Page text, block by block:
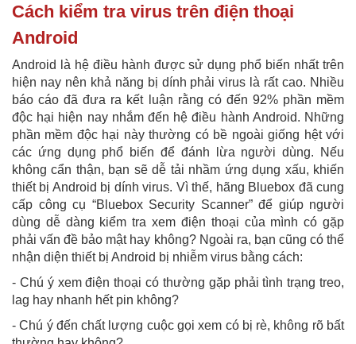
Cách kiểm tra virus trên điện thoại
Android
Android là hệ điều hành được sử dụng phổ biến nhất trên
hiện nay nên khả năng bị dính phải virus là rất cao. Nhiều
báo cáo đã đưa ra kết luận rằng có đến 92% phần mềm
độc hại hiện nay nhắm đến hệ điều hành Android. Những
phần mềm độc hại này thường có bề ngoài giống hệt với
các ứng dụng phổ biến để đánh lừa người dùng. Nếu
không cẩn thận, bạn sẽ dễ tải nhầm ứng dụng xấu, khiến
thiết bị Android bị dính virus. Vì thế, hãng Bluebox đã cung
cấp công cụ “Bluebox Security Scanner” để giúp người
dùng dễ dàng kiểm tra xem điện thoại của mình có gặp
phải vấn đề bảo mật hay không? Ngoài ra, bạn cũng có thể
nhận diện thiết bị Android bị nhiễm virus bằng cách:
- Chú ý xem điện thoại có thường gặp phải tình trạng treo,
lag hay nhanh hết pin không?
- Chú ý đến chất lượng cuộc gọi xem có bị rè, không rõ bất